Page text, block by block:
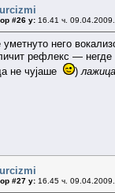
#26 у: 16.41 ч.
уметнуто него
рефлекс — негде
не чујаше
) лажица
#27 у: 16.45 ч.